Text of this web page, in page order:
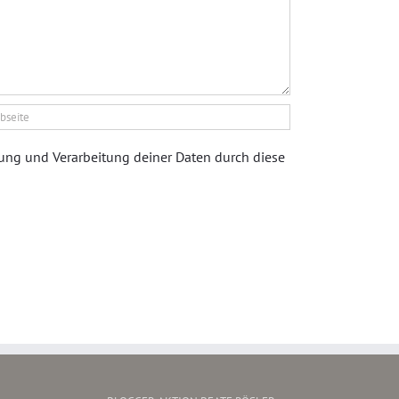
und Verarbeitung deiner Daten durch diese